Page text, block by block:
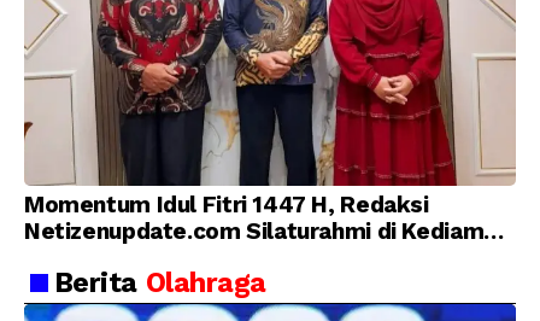
Momentum Idul Fitri 1447 H, Redaksi
Netizenupdate.com Silaturahmi di Kediaman
Berita Olahraga